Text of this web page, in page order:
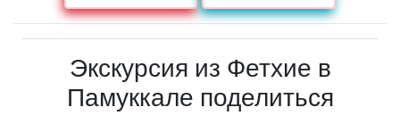
Экскурсия из Фетхие в
Памуккале поделиться